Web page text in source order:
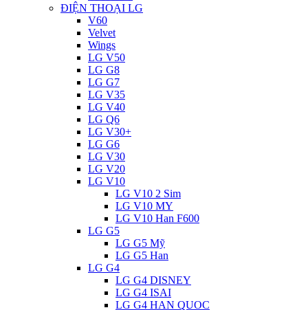
ĐIỆN THOẠI LG
V60
Velvet
Wings
LG V50
LG G8
LG G7
LG V35
LG V40
LG Q6
LG V30+
LG G6
LG V30
LG V20
LG V10
LG V10 2 Sim
LG V10 MY
LG V10 Han F600
LG G5
LG G5 Mỹ
LG G5 Han
LG G4
LG G4 DISNEY
LG G4 ISAI
LG G4 HAN QUOC